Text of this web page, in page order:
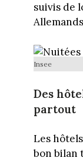
suivis de
Allemands
Insee
Des
partout
Les
bon bilan